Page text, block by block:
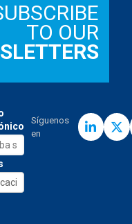
TO OUR
Síguenos
en